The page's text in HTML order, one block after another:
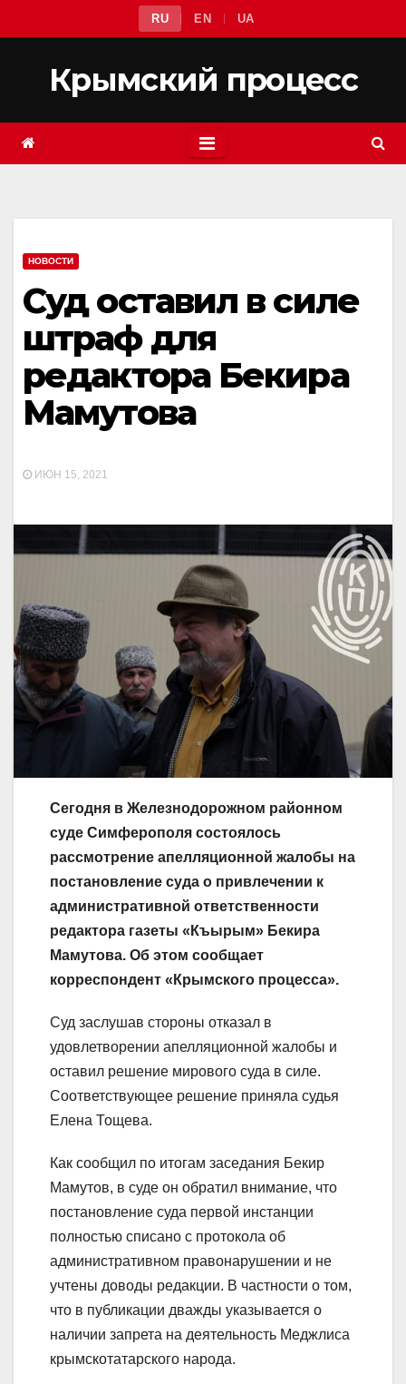
к
содержимому
RU EN UA
Крымский процесс
НОВОСТИ
Суд оставил в силе
штраф для
редактора Бекира
Мамутова
ИЮН 15, 2021
Сегодня в Железнодорожном районном
суде Симферополя состоялось
рассмотрение апелляционной жалобы на
постановление суда о привлечении к
административной ответственности
редактора газеты «Къырым» Бекира
Мамутова. Об этом сообщает
корреспондент «Крымского процесса».
Суд заслушав стороны отказал в
удовлетворении апелляционной жалобы и
оставил решение мирового суда в силе.
Соответствующее решение приняла судья
Елена Тощева.
Как сообщил по итогам заседания Бекир
Мамутов, в суде он обратил внимание, что
постановление суда первой инстанции
полностью списано с протокола об
административном правонарушении и не
учтены доводы редакции. В частности о том,
что в публикации дважды указывается о
наличии запрета на деятельность Меджлиса
крымскотатарского народа.